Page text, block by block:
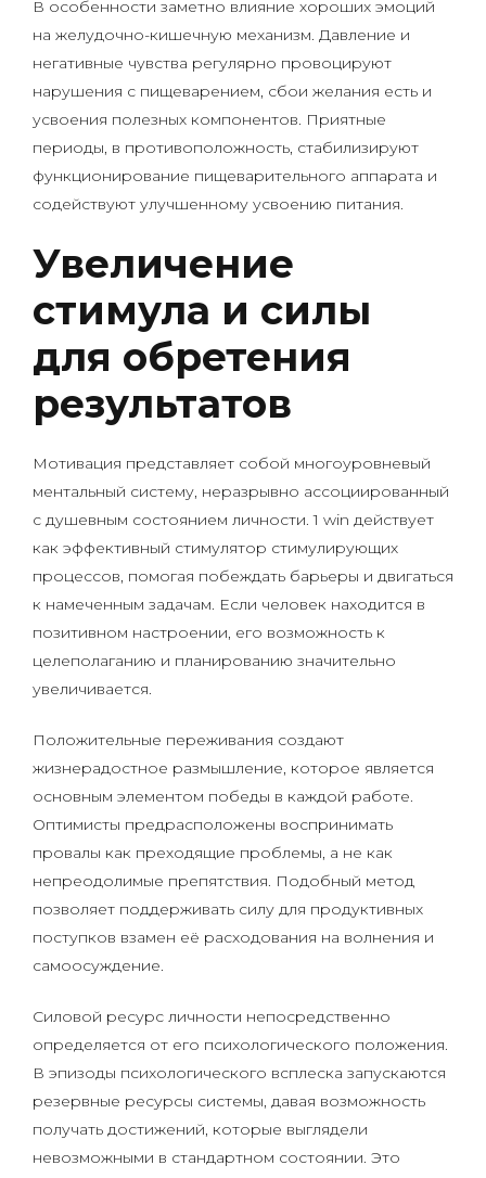
В особенности заметно влияние хороших эмоций
на желудочно-кишечную механизм. Давление и
негативные чувства регулярно провоцируют
нарушения с пищеварением, сбои желания есть и
усвоения полезных компонентов. Приятные
периоды, в противоположность, стабилизируют
функционирование пищеварительного аппарата и
содействуют улучшенному усвоению питания.
Увеличение
стимула и силы
для обретения
результатов
Мотивация представляет собой многоуровневый
ментальный систему, неразрывно ассоциированный
с душевным состоянием личности. 1 win действует
как эффективный стимулятор стимулирующих
процессов, помогая побеждать барьеры и двигаться
к намеченным задачам. Если человек находится в
позитивном настроении, его возможность к
целеполаганию и планированию значительно
увеличивается.
Положительные переживания создают
жизнерадостное размышление, которое является
основным элементом победы в каждой работе.
Оптимисты предрасположены воспринимать
провалы как преходящие проблемы, а не как
непреодолимые препятствия. Подобный метод
позволяет поддерживать силу для продуктивных
поступков взамен её расходования на волнения и
самоосуждение.
Силовой ресурс личности непосредственно
определяется от его психологического положения.
В эпизоды психологического всплеска запускаются
резервные ресурсы системы, давая возможность
получать достижений, которые выглядели
невозможными в стандартном состоянии. Это